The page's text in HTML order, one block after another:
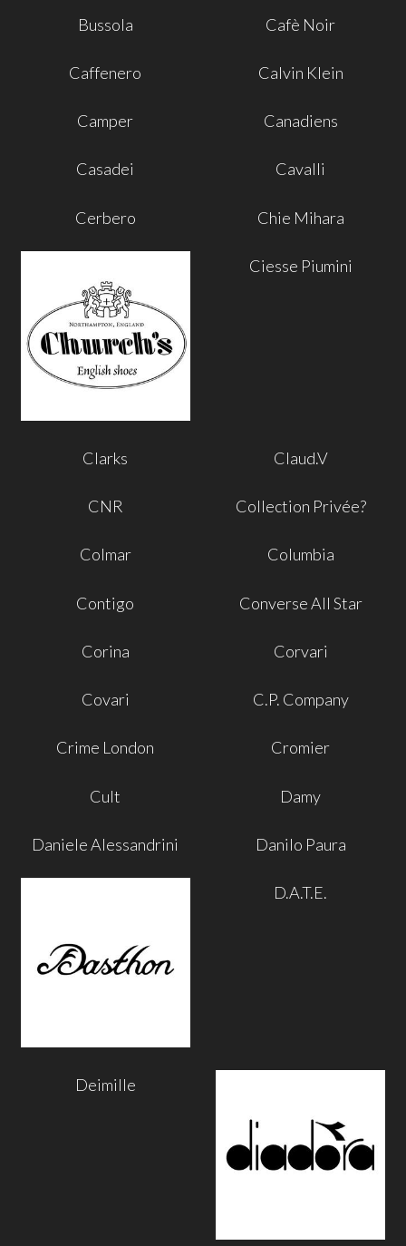
Bussola Cafè Noir
Caffenero Calvin Klein
Camper Canadiens
Casadei Cavalli
Cerbero Chie Mihara
Ciesse Piumini
Clarks Claud.V
CNR Collection Privée?
Colmar Columbia
Contigo Converse All Star
Corina Corvari
Covari C.P. Company
Crime London Cromier
Cult Damy
Daniele Alessandrini Danilo Paura
D.A.T.E.
Deimille